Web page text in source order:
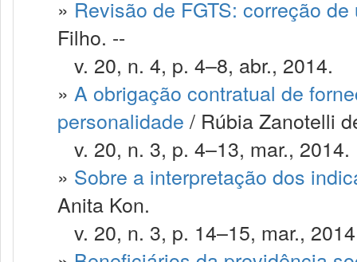
» Revisão de FGTS: correção
Filho. --
v. 20, n. 4, p. 4–8, abr., 2014.
» A obrigação contratual de
personalidade / Rúbia Zanotelli
v. 20, n. 3, p. 4–13, mar., 2014.
» Sobre a interpretação dos
Anita Kon.
v. 20, n. 3, p. 14–15, mar.,